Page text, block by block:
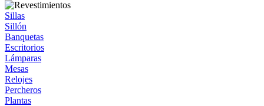
Sillas
Sillón
Banquetas
Escritorios
Lámparas
Mesas
Relojes
Percheros
Plantas